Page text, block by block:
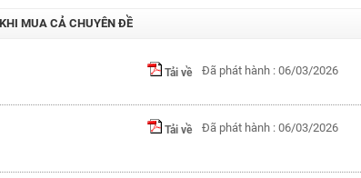
MUA CẢ CHUYÊN ĐỀ
Tải về Đã phát hành : 06/03/2026
Tải về Đã phát hành : 06/03/2026